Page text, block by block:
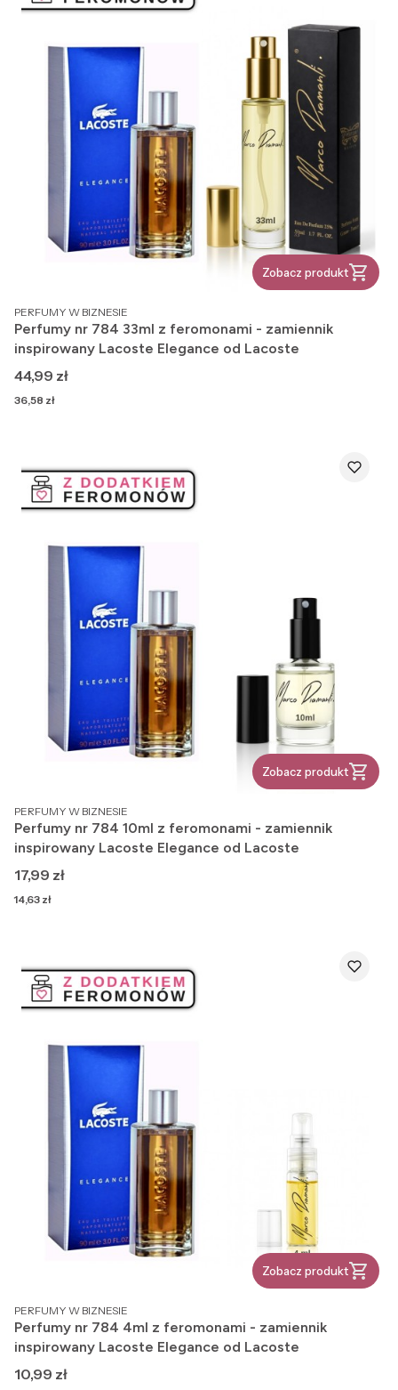
Zobacz produkt
PRODUCENT
PERFUMY W BIZNESIE
Perfumy nr 784 33ml z feromonami - zamiennik
inspirowany Lacoste Elegance od Lacoste
Cena
44,99 zł
Cena
36,58 zł
Zobacz produkt
PRODUCENT
PERFUMY W BIZNESIE
Perfumy nr 784 10ml z feromonami - zamiennik
inspirowany Lacoste Elegance od Lacoste
Cena
17,99 zł
Cena
14,63 zł
Zobacz produkt
PRODUCENT
PERFUMY W BIZNESIE
Perfumy nr 784 4ml z feromonami - zamiennik
inspirowany Lacoste Elegance od Lacoste
Cena
10,99 zł